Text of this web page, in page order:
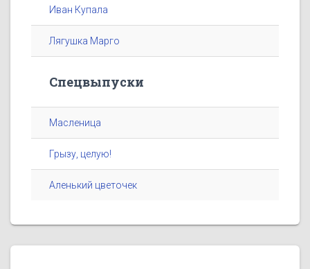
Иван Купала
Лягушка Марго
Спецвыпуски
Масленица
Грызу, целую!
Аленький цветочек